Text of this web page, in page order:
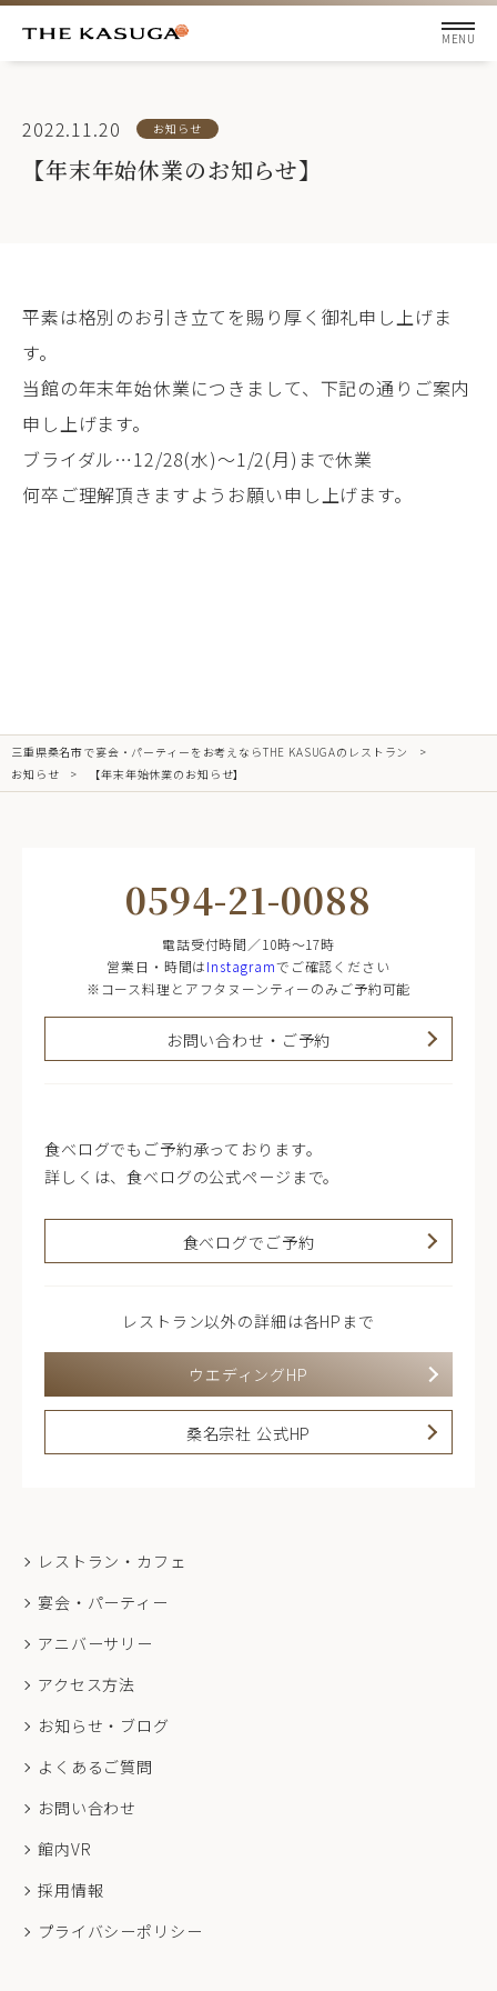
2022.11.20 お知らせ
【年末年始休業のお知らせ】
平素は格別のお引き立てを賜り厚く御礼申し上げま
す。
当館の年末年始休業につきまして、下記の通りご案内
申し上げます。
ブライダル…12/28(水)～1/2(月)まで休業
何卒ご理解頂きますようお願い申し上げます。
三重県桑名市で宴会・パーティーをお考えならTHE KASUGAのレストラン
お知らせ
【年末年始休業のお知らせ】
0594-21-0088
電話受付時間／10時～17時
営業日・時間はInstagramでご確認ください
※コース料理とアフタヌーンティーのみご予約可能
お問い合わせ・ご予約
食べログでもご予約承っております。
詳しくは、食べログの公式ページまで。
食べログでご予約
レストラン以外の詳細は各HPまで
ウエディングHP
桑名宗社 公式HP
レストラン・カフェ
宴会・パーティー
アニバーサリー
アクセス方法
お知らせ・ブログ
よくあるご質問
お問い合わせ
館内VR
採用情報
プライバシーポリシー